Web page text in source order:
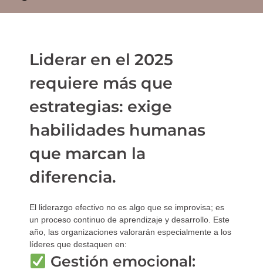
Liderar en el 2025
requiere más que
estrategias: exige
habilidades humanas
que marcan la
diferencia.
El liderazgo efectivo no es algo que se improvisa; es
un proceso continuo de aprendizaje y desarrollo. Este
año, las organizaciones valorarán especialmente a los
líderes que destaquen en:
Gestión emocional: